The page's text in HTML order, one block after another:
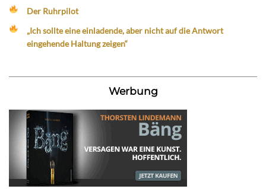
Der Ruhrpilot
„Ich sollte eine einladende, aber nicht auf die Antwort
eingehende Haltung zeigen“
Werbung